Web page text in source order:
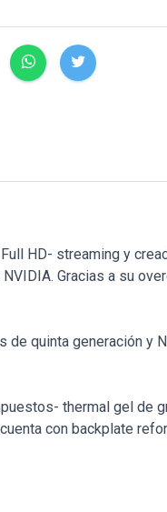
HD- streaming y
Gracias a su
de quinta generación
thermal gel de
con backplate